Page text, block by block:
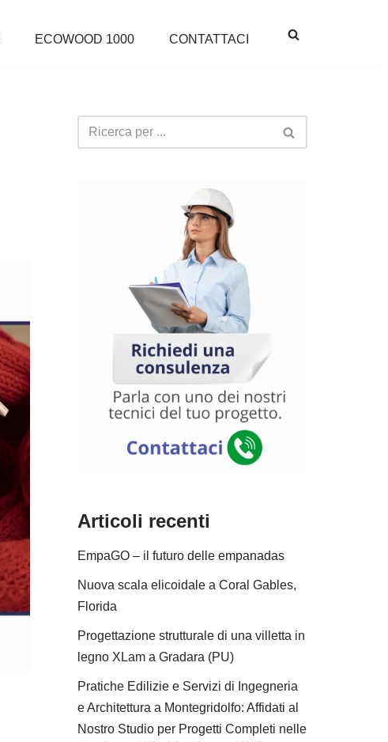
ECOWOOD 1000 CONTATTACI
Articoli recenti
EmpaGO – il futuro delle empanadas
Nuova scala elicoidale a Coral Gables,
Florida
Progettazione strutturale di una villetta in
legno XLam a Gradara (PU)
Pratiche Edilizie e Servizi di Ingegneria
e Architettura a Montegridolfo: Affidati al
Nostro Studio per Progetti Completi nelle